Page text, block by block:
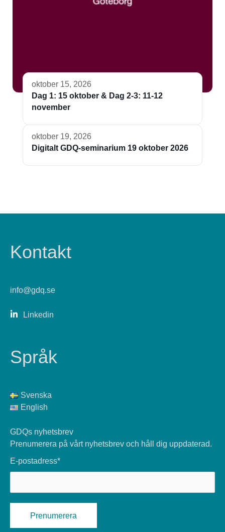
oktober 15, 2026
Dag 1: 15 oktober & Dag 2-3: 11-12
november
oktober 19, 2026
Digitalt GDQ-seminarium 19 oktober 2026
Kontakt
info@gdq.se
Linkedin
Språk
Svenska
English
GDQs nyhetsbrev
Prenumerera på vårt nyhetsbrev och håll dig uppdaterad.
E-postadress*